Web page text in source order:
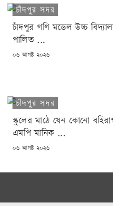
চাঁদপুর সদর
চাঁদপুর গণি মডেল উচ্চ
পালিত ...
POSTED
০৬ আগষ্ট ২০২৬
চাঁদপুর সদর
স্কুলের মাঠে যেন কোনো
এমপি মানিক ...
POSTED
০৬ আগষ্ট ২০২৬